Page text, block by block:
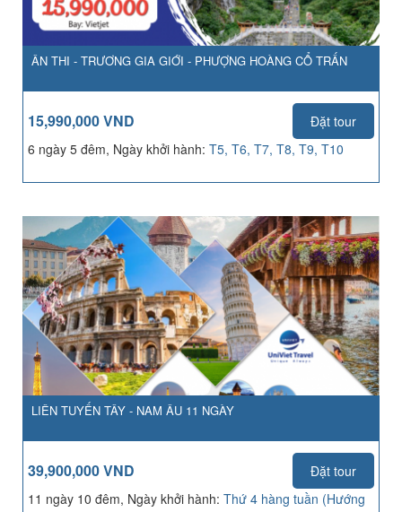
ÂN THI - TRƯƠNG GIA GIỚI - PHƯỢNG HOÀNG CỔ TRẤN
15,990,000 VND
Đặt tour
6 ngày 5 đêm, Ngày khởi hành: T5, T6, T7, T8, T9, T10
LIÊN TUYẾN TÂY - NAM ÂU 11 NGÀY
39,900,000 VND
Đặt tour
11 ngày 10 đêm, Ngày khởi hành: Thứ 4 hàng tuần (Hướng